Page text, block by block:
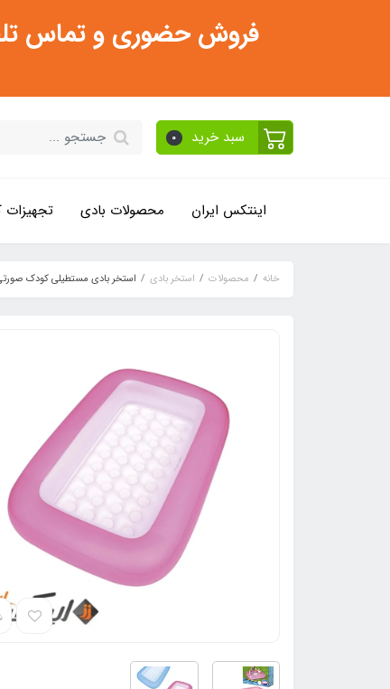
فروش حضوری و تماس تلفنی فقط از ساعت 11:30
سبد خرید 0
اینتکس ایران محصولات بادی تجهیزات
خانه محصولات استخر بادی استخر بادی مستطیلی کودک